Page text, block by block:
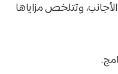
وتتلخص مزاياها